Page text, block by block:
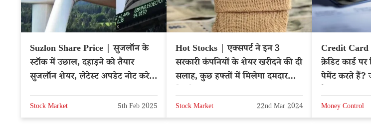
Suzlon Share Price | सुजलॉन के
स्टॉक में उछाल, दहाड़ने को तैयार
सुजलॉन शेयर, लेटेस्ट अपडेट नोट करे –
Stock Market 5th Feb 2025
Hot Stocks | एक्सपर्ट ने इन 3
सरकारी कंपनियों के शेयर खरीदने की दी
सलाह, कुछ हफ्तों में मिलेगा दमदार
Stock Market 22nd Mar 2024
Credit
क्रेडिट कार्ड
पेमेंट करते हैं?
Money Control